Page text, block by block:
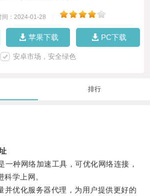
间：2024-01-28
苹果下载 PC下载
安卓市场，安全绿色
排行
种网络加速工具，可优化网络连接，
学上网。
优化服务器代理，为用户提供更好的